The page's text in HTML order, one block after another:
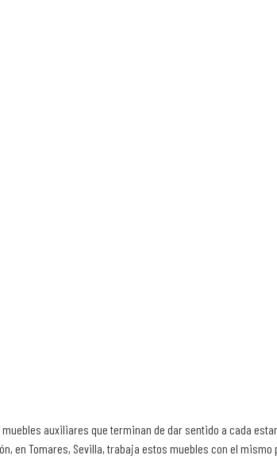
muebles auxiliares que terminan de dar sentido a cada
en Tomares, Sevilla, trabaja estos muebles con el